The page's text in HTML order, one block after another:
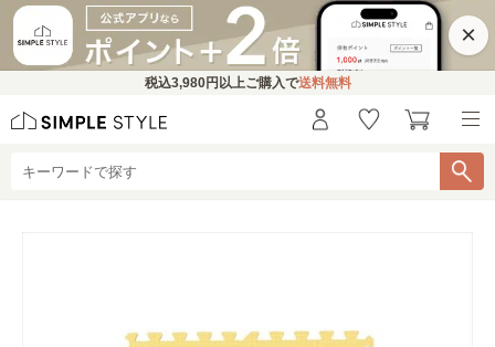
×
税込3,980円 以上ご購入で送料無料